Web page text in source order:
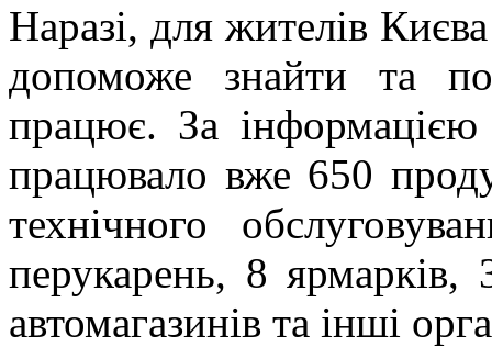
Наразі, для жителів
допоможе знайти та
працює. За
працювало вже 650
технічного
перукарень, 8 ярмарків,
автомагазинів та інші